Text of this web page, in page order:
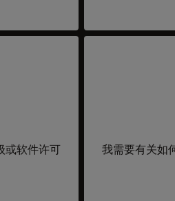
或软件许可
我需要有关如